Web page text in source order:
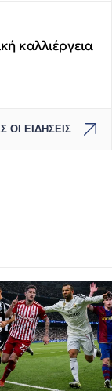
καλλιέργεια
ΟΙ ΕΙΔΗΣΕΙΣ